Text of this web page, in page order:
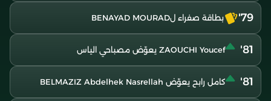
79' بطاقة صفراء لBENAYAD MOURAD
81' ZAOUCHI Youcef يعوّض مصباحي الياس
81' كامل رابح يعوّض BELMAZIZ Abdelhek Nasrellah